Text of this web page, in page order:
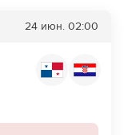
в офсайде
половине
24 июн. 02:00